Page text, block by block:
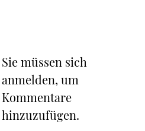
Sie müssen sich
anmelden, um
Kommentare
hinzuzufügen.